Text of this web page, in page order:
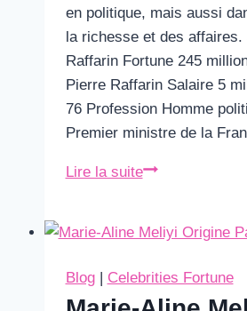
en politique, mais aussi
la richesse et des affaires.
Raffarin Fortune 245
Pierre Raffarin Salaire 5
76 Profession Homme
Premier ministre de la
Lire la suiteJean-
Fortune
Blog| Celebrities Fortune